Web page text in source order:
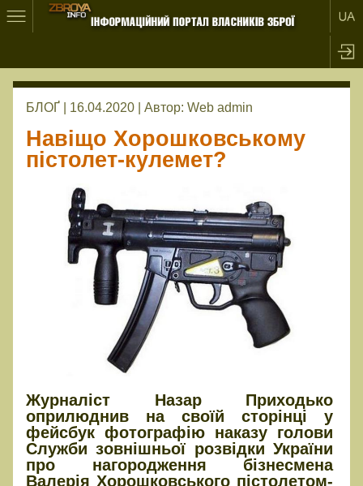
БЛОҐ | 16.04.2020 | Автор: Web admin
Навіщо Хорошковському
пістолет-кулемет?
Журналіст Назар Приходько
оприлюднив на своїй сторінці у
фейсбук фотографію наказу голови
Служби зовнішньої розвідки України
про нагородження бізнесмена
Валерія Хорошковського пістолетом-